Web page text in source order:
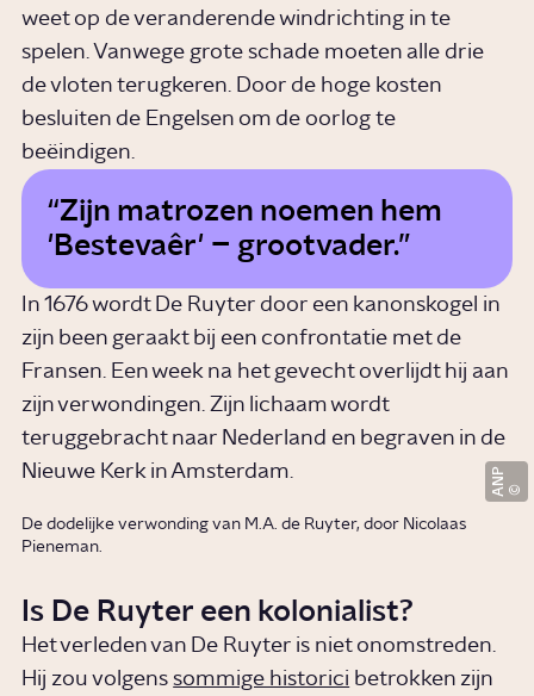
weet op de veranderende windrichting in te
spelen. Vanwege grote schade moeten alle drie
de vloten terugkeren. Door de hoge kosten
besluiten de Engelsen om de oorlog te
beëindigen.
Zijn matrozen noemen hem
'Bestevaêr' – grootvader.
In 1676 wordt De Ruyter door een kanonskogel in
zijn been geraakt bij een confrontatie met de
Fransen. Een week na het gevecht overlijdt hij aan
zijn verwondingen. Zijn lichaam wordt
teruggebracht naar Nederland en begraven in de
Nieuwe Kerk in Amsterdam.
ANP
De dodelijke verwonding van M.A. de Ruyter, door Nicolaas
Pieneman.
Is De Ruyter een kolonialist?
Het verleden van De Ruyter is niet onomstreden.
Hij zou volgenssommige historici betrokken zijn